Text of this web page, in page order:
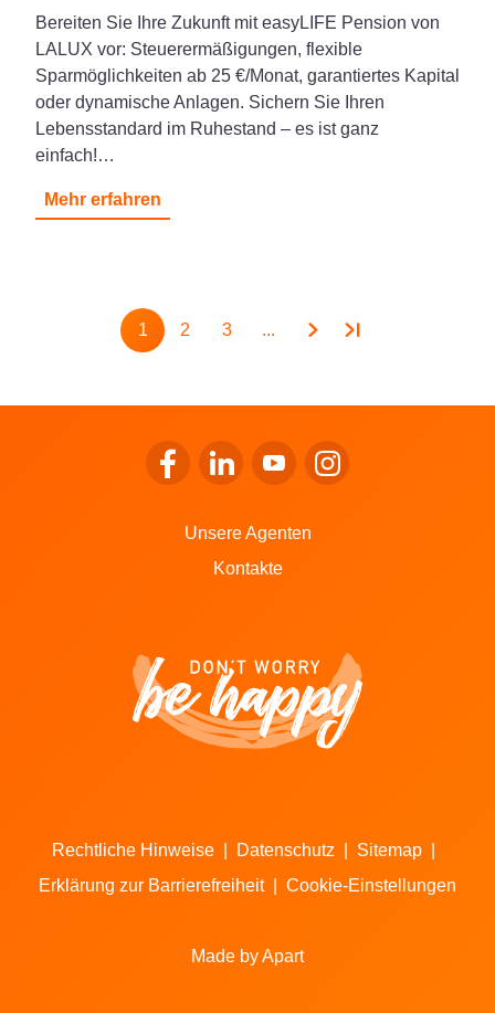
Bereiten Sie Ihre Zukunft mit easyLIFE Pension von
LALUX vor: Steuerermäßigungen, flexible
Sparmöglichkeiten ab 25 €/Monat, garantiertes Kapital
oder dynamische Anlagen. Sichern Sie Ihren
Lebensstandard im Ruhestand – es ist ganz
einfach!…
Mehr erfahren
Paginierung
Seite
1 Seite
2 Seite
3 ...
Zum Facebook von LALUX gehen
Zum LinkedIn von LALUX gehen
Zum YouTube von LALUX
Zum Instagram von
Unsere Agenten
Kontakte
Rechtliche Hinweise Datenschutz Sitemap
Erklärung zur Barrierefreiheit
Cookie-Einstellungen
Made by Apart